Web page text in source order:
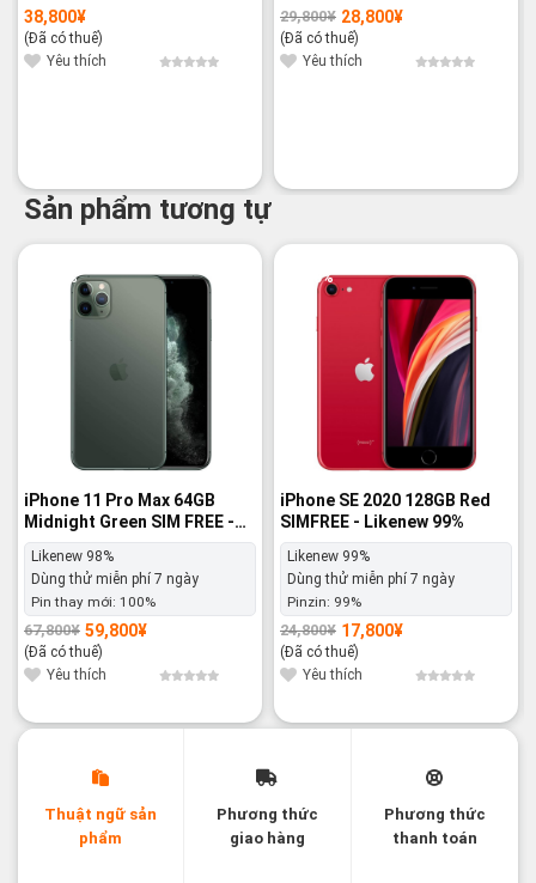
38,800¥
(Đã có thuế)
Yêu thích
29,800¥
Giá
gốc
là:
29,800¥.
28,800¥
Giá
hiện
tại
là:
28,800¥.
(Đã có thuế)
Yêu thích
Sản phẩm tương tự
-12%
iPhone 11 Pro Max 64GB
Midnight Green SIM FREE -
Likenew 98%
Likenew 98%
Dùng thử miễn phí 7 ngày
Pin thay mới: 100%
67,800¥
Giá
gốc
là:
67,800¥.
59,800¥
Giá
hiện
tại
là:
59,800¥.
(Đã có thuế)
Yêu thích
-28%
iPhone SE 2020 128GB Red
SIMFREE - Likenew 99%
Likenew 99%
Dùng thử miễn phí 7 ngày
Pinzin: 99%
24,800¥
Giá
gốc
là:
24,800¥.
17,800¥
Giá
hiện
tại
là:
17,800¥.
(Đã có thuế)
Yêu thích
Thuật ngữ sản
phẩm
Phương thức
giao hàng
Phương thức
thanh toán